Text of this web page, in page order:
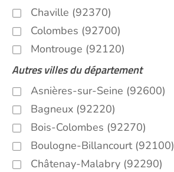
Chaville (92370)
Colombes (92700)
Montrouge (92120)
Autres villes du département
Asnières-sur-Seine (92600)
Bagneux (92220)
Bois-Colombes (92270)
Boulogne-Billancourt (92100)
Châtenay-Malabry (92290)